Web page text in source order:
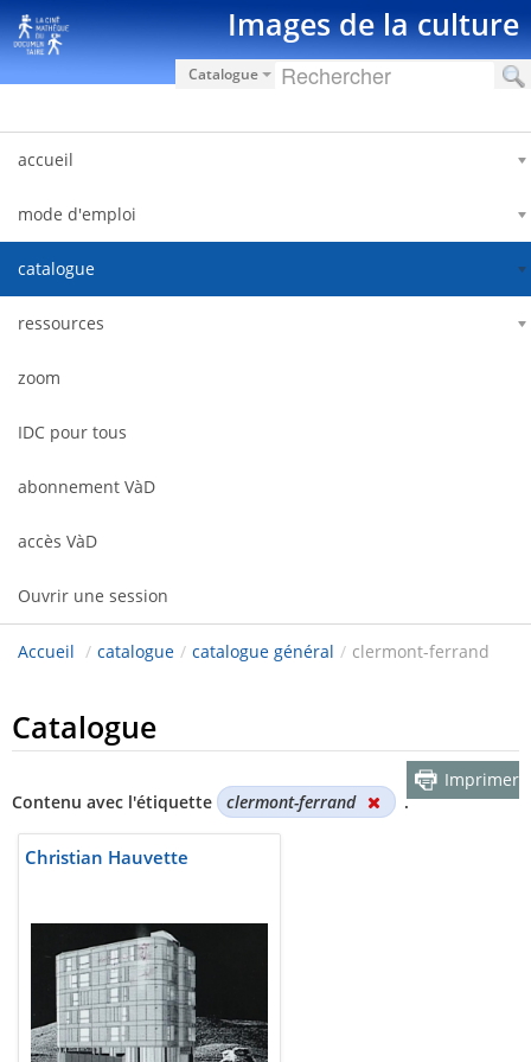
Saut au contenu Images de la culture
Catalogue
accueil
mode d'emploi
catalogue
ressources
zoom
IDC pour tous
abonnement VàD
accès VàD
Ouvrir une session
Accueil / catalogue / catalogue général / clermont-ferrand
Catalogue
Contenu avec l'étiquette clermont-ferrand .
Imprimer
Christian Hauvette